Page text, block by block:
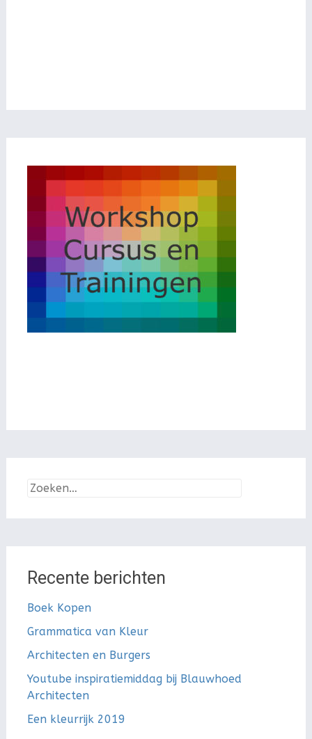
Zoeken
Recente berichten
Boek Kopen
Grammatica van Kleur
Architecten en Burgers
Youtube inspiratiemiddag bij Blauwhoed
Architecten
Een kleurrijk 2019